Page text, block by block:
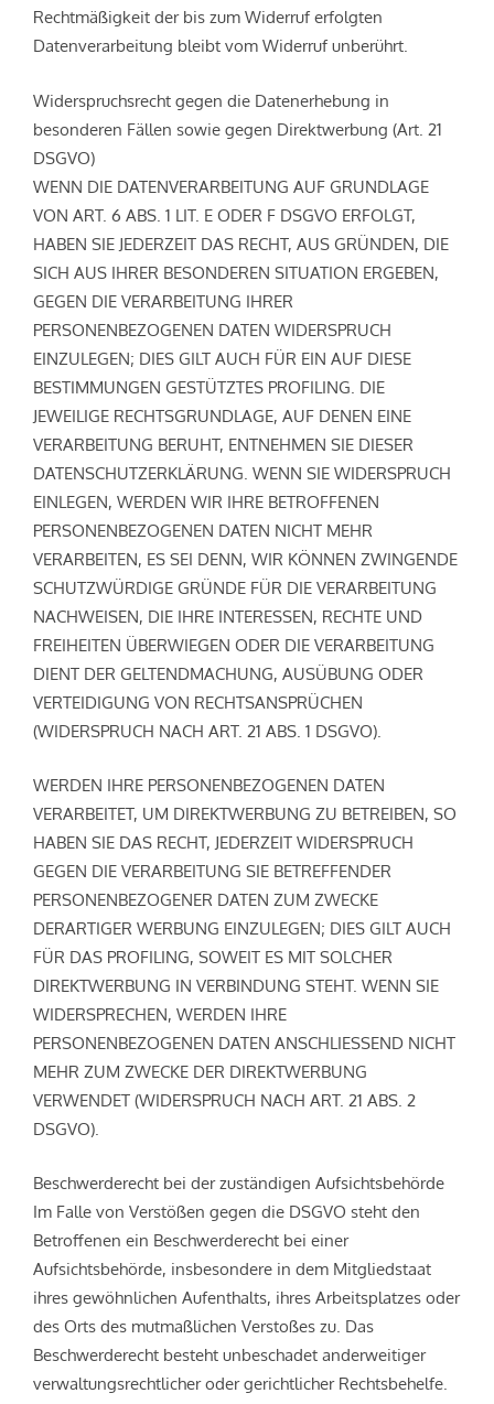
Rechtmäßigkeit der bis zum Widerruf erfolgten
Datenverarbeitung bleibt vom Widerruf unberührt.
Widerspruchsrecht gegen die Datenerhebung in
besonderen Fällen sowie gegen Direktwerbung (Art. 21
DSGVO)
WENN DIE DATENVERARBEITUNG AUF GRUNDLAGE
VON ART. 6 ABS. 1 LIT. E ODER F DSGVO ERFOLGT,
HABEN SIE JEDERZEIT DAS RECHT, AUS GRÜNDEN, DIE
SICH AUS IHRER BESONDEREN SITUATION ERGEBEN,
GEGEN DIE VERARBEITUNG IHRER
PERSONENBEZOGENEN DATEN WIDERSPRUCH
EINZULEGEN; DIES GILT AUCH FÜR EIN AUF DIESE
BESTIMMUNGEN GESTÜTZTES PROFILING. DIE
JEWEILIGE RECHTSGRUNDLAGE, AUF DENEN EINE
VERARBEITUNG BERUHT, ENTNEHMEN SIE DIESER
DATENSCHUTZERKLÄRUNG. WENN SIE WIDERSPRUCH
EINLEGEN, WERDEN WIR IHRE BETROFFENEN
PERSONENBEZOGENEN DATEN NICHT MEHR
VERARBEITEN, ES SEI DENN, WIR KÖNNEN ZWINGENDE
SCHUTZWÜRDIGE GRÜNDE FÜR DIE VERARBEITUNG
NACHWEISEN, DIE IHRE INTERESSEN, RECHTE UND
FREIHEITEN ÜBERWIEGEN ODER DIE VERARBEITUNG
DIENT DER GELTENDMACHUNG, AUSÜBUNG ODER
VERTEIDIGUNG VON RECHTSANSPRÜCHEN
(WIDERSPRUCH NACH ART. 21 ABS. 1 DSGVO).
WERDEN IHRE PERSONENBEZOGENEN DATEN
VERARBEITET, UM DIREKTWERBUNG ZU BETREIBEN, SO
HABEN SIE DAS RECHT, JEDERZEIT WIDERSPRUCH
GEGEN DIE VERARBEITUNG SIE BETREFFENDER
PERSONENBEZOGENER DATEN ZUM ZWECKE
DERARTIGER WERBUNG EINZULEGEN; DIES GILT AUCH
FÜR DAS PROFILING, SOWEIT ES MIT SOLCHER
DIREKTWERBUNG IN VERBINDUNG STEHT. WENN SIE
WIDERSPRECHEN, WERDEN IHRE
PERSONENBEZOGENEN DATEN ANSCHLIESSEND NICHT
MEHR ZUM ZWECKE DER DIREKTWERBUNG
VERWENDET (WIDERSPRUCH NACH ART. 21 ABS. 2
DSGVO).
Beschwerde­recht bei der zuständigen Aufsichts­behörde
Im Falle von Verstößen gegen die DSGVO steht den
Betroffenen ein Beschwerderecht bei einer
Aufsichtsbehörde, insbesondere in dem Mitgliedstaat
ihres gewöhnlichen Aufenthalts, ihres Arbeitsplatzes oder
des Orts des mutmaßlichen Verstoßes zu. Das
Beschwerderecht besteht unbeschadet anderweitiger
verwaltungsrechtlicher oder gerichtlicher Rechtsbehelfe.